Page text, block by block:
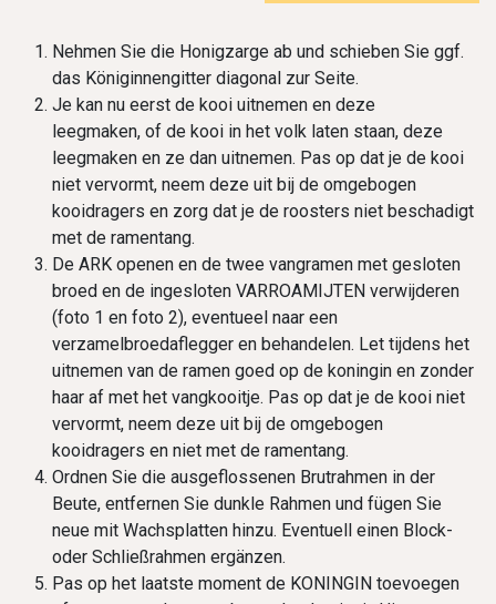
Nehmen Sie die Honigzarge ab und schieben Sie ggf.
das Königinnengitter diagonal zur Seite.
Je kan nu eerst de kooi uitnemen en deze
leegmaken, of de kooi in het volk laten staan, deze
leegmaken en ze dan uitnemen. Pas op dat je de kooi
niet vervormt, neem deze uit bij de omgebogen
kooidragers en zorg dat je de roosters niet beschadigt
met de ramentang.
De ARK openen en de twee vangramen met gesloten
broed en de ingesloten VARROAMIJTEN verwijderen
(foto 1 en foto 2), eventueel naar een
verzamelbroedaflegger en behandelen. Let tijdens het
uitnemen van de ramen goed op de koningin en zonder
haar af met het vangkooitje. Pas op dat je de kooi niet
vervormt, neem deze uit bij de omgebogen
kooidragers en niet met de ramentang.
Ordnen Sie die ausgeflossenen Brutrahmen in der
Beute, entfernen Sie dunkle Rahmen und fügen Sie
neue mit Wachsplatten hinzu. Eventuell einen Block-
oder Schließrahmen ergänzen.
Pas op het laatste moment de KONINGIN toevoegen